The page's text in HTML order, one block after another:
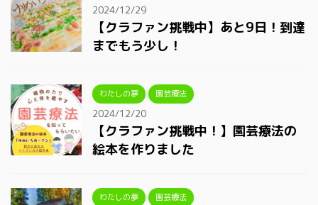
2024/12/29
【クラファン挑戦中】あと9日！到達
までもう少し！
わたしの夢 園芸療法
2024/12/20
【クラファン挑戦中！】園芸療法の
絵本を作りました
わたしの夢 園芸療法